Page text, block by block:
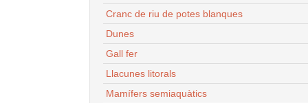
Cranc de riu de potes blanques
Dunes
Gall fer
Llacunes litorals
Mamífers semiaquàtics